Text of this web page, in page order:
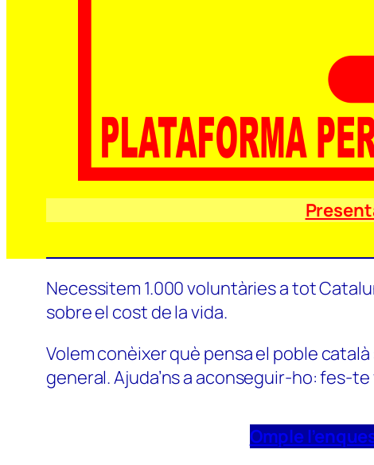
Necessitem 1.000 voluntàries a tot
sobre el cost de la vida.
Volem conèixer què pensa el poble
general. Ajuda’ns a aconseguir-ho: fes-
Omple